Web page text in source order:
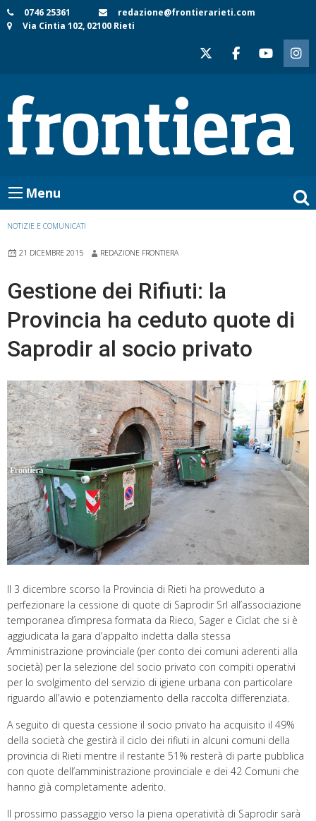
Skip
to
0746 25361
redazione@frontierarieti.com
Via Cintia 102, 02100 Rieti
Menu
NOTIZIE E COMUNICATI
21 DICEMBRE 2015 REDAZIONE FRONTIERA
Gestione dei Rifiuti: la
Provincia ha ceduto quote di
Saprodir al socio privato
Il 3 dicembre scorso la Provincia di Rieti ha provveduto a
perfezionare la cessione di quote di Saprodir Srl all’associazione
temporanea d’impresa formata da Rieco, Sager e Ciclat che si è
aggiudicata la gara d’appalto indetta dalla stessa
Amministrazione provinciale (per conto dei comuni aderenti alla
società) per la selezione del socio privato con compiti operativi
per lo svolgimento del servizio di igiene urbana con particolare
riguardo all’avvio e potenziamento della raccolta differenziata.
A seguito di questa cessione il socio privato ha acquisito il 49%
della società che gestirà il ciclo dei rifiuti in alcuni comuni della
provincia di Rieti mentre il restante 51% resterà di parte pubblica
con quote dell’amministrazione provinciale e dei 42 Comuni che
hanno già completamente aderito.
Il prossimo passaggio verso la piena operatività di Saprodir sarà